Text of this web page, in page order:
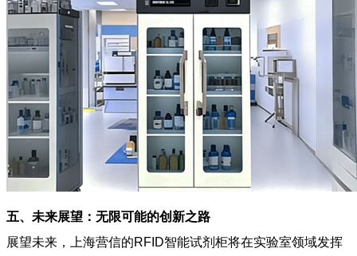
五、未来展望：无限可能的创新之路
展望未来，上海营信的RFID智能试剂柜将在实验室领域发挥